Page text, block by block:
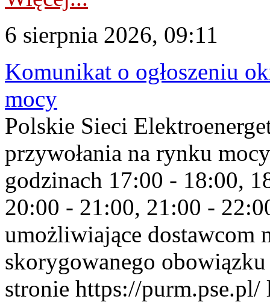
6 sierpnia 2026, 09:11
Komunikat o ogłoszeniu
mocy
Polskie Sieci
przywołania na rynku
godzinach 17:00 - 18:00,
20:00 - 21:00, 21:00 -
umożliwiające dostawcom
skorygowanego
stronie https://